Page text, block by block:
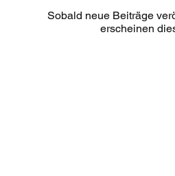
Sobald neue Beiträge
erscheinen